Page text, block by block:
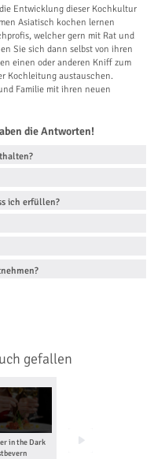
Entwicklung dieser Kochkultur
Asiatisch kochen lernen
welcher gern mit Rat und
Sie sich dann selbst von ihren
einen oder anderen Kniff zum
Kochleitung austauschen.
Familie mit ihren neuen
die Antworten!
ich erfüllen?
gefallen
in the Dark
Mediterraner